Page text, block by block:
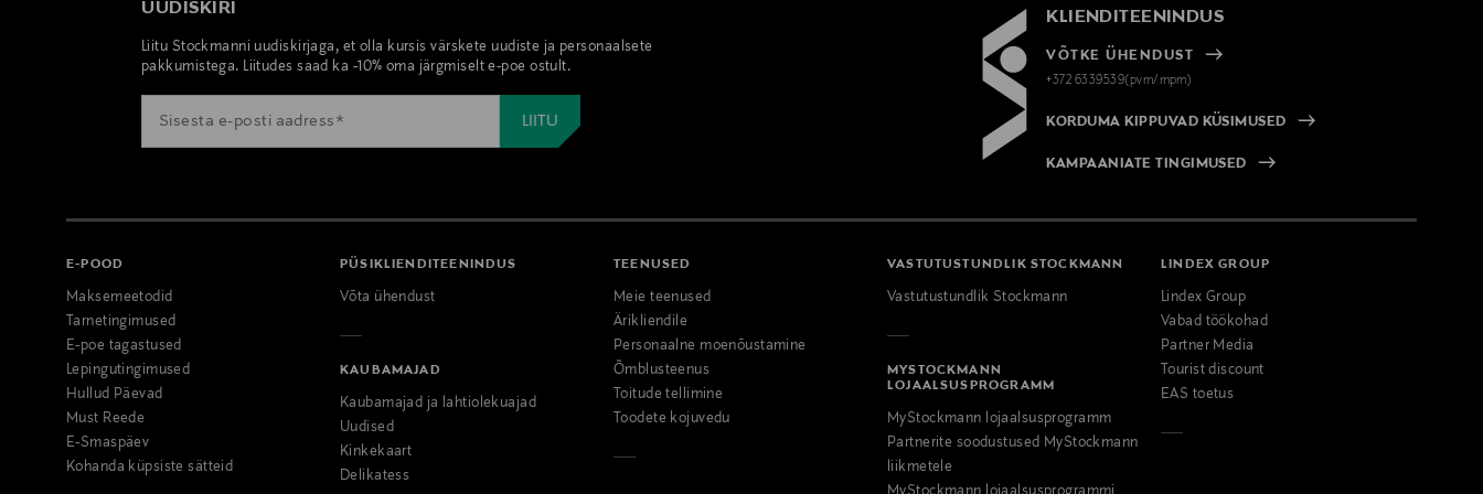
UUDISKIRI
Liitu Stockmanni uudiskirjaga, et olla kursis värskete uudiste ja personaalsete
pakkumistega. Liitudes saad ka -10% oma järgmiselt e-poe ostult.
KLIENDITEENINDUS
VÕTKE ÜHENDUST
+372 6339539(pvm/mpm)
KORDUMA KIPPUVAD KÜSIMUSED
KAMPAANIATE TINGIMUSED
E-POOD
Maksemeetodid
Tarnetingimused
E-poe tagastused
Lepingutingimused
Hullud Päevad
Must Reede
E-Smaspäev
Kohanda küpsiste sätteid
PÜSIKLIENDITEENINDUS
Võta ühendust
KAUBAMAJAD
Kaubamajad ja lahtiolekuajad
Uudised
Kinkekaart
Delikatess
TEENUSED
Meie teenused
Ärikliendile
Personaalne moenõustamine
Õmblusteenus
Toitude tellimine
Toodete kojuvedu
VASTUTUSTUNDLIK STOCKMANN
Vastutustundlik Stockmann
MYSTOCKMANN
LOJAALSUSPROGRAMM
MyStockmann lojaalsusprogramm
Partnerite soodustused MyStockmann
liikmetele
LINDEX GROUP
Lindex Group
Vabad töökohad
Partner Media
Tourist discount
EAS toetus